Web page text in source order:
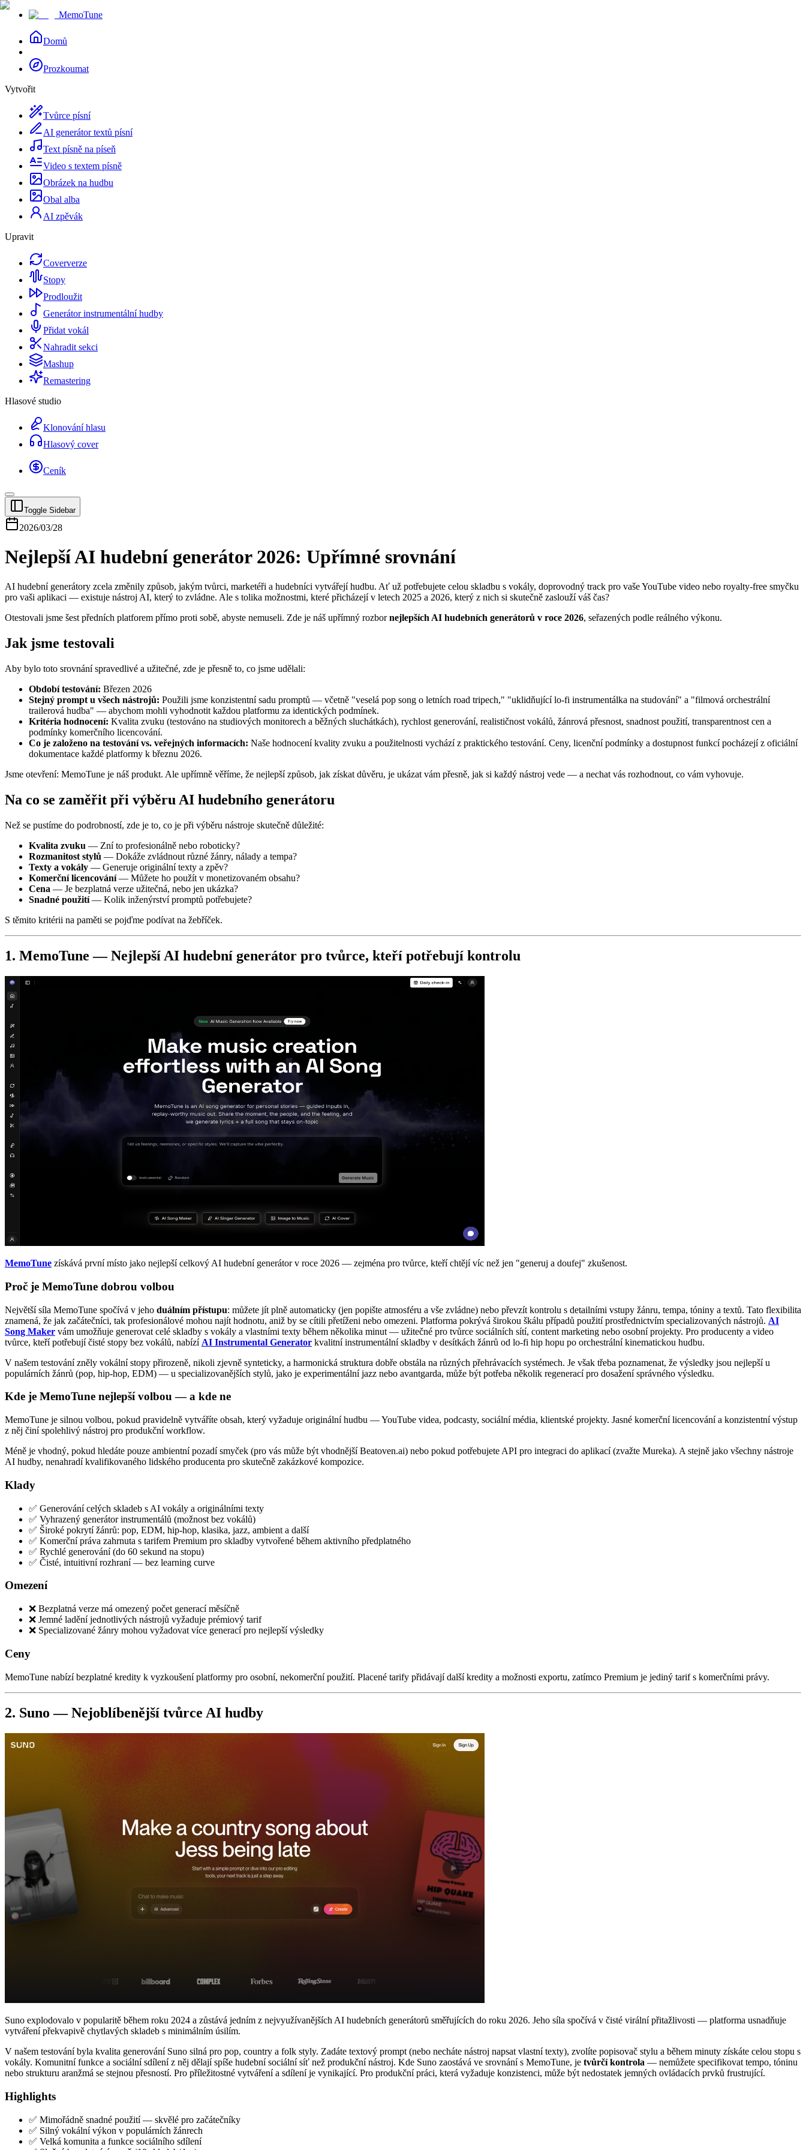
MemoTune
Domů
Prozkoumat
Vytvořit
Tvůrce písní
AI generátor textů písní
Text písně na píseň
Video s textem písně
Obrázek na hudbu
Obal alba
AI zpěvák
Upravit
Coververze
Stopy
Prodloužit
Generátor instrumentální hudby
Přidat vokál
Nahradit sekci
Mashup
Remastering
Hlasové studio
Klonování hlasu
Hlasový cover
Ceník
Toggle Sidebar
2026/03/28
Nejlepší AI hudební generátor 2026: Upřímné srovnání
AI hudební generátory zcela změnily způsob, jakým tvůrci, marketéři a hudebníci vytvářejí hudbu. Ať už potřebujete celou skladbu s vokály, doprovodný track pro vaše YouTube video nebo royalty-free smyčku
pro vaši aplikaci — existuje nástroj AI, který to zvládne. Ale s tolika možnostmi, které přicházejí v letech 2025 a 2026, který z nich si skutečně zaslouží váš čas?
Otestovali jsme šest předních platforem přímo proti sobě, abyste nemuseli. Zde je náš upřímný rozbornejlepších AI hudebních generátorů v roce 2026, seřazených podle reálného výkonu.
Jak jsme testovali
Aby bylo toto srovnání spravedlivé a užitečné, zde je přesně to, co jsme udělali:
Období testování: Březen 2026
Stejný prompt u všech nástrojů: Použili jsme konzistentní sadu promptů — včetně "veselá pop song o letních road tripech," "uklidňující lo-fi instrumentálka na studování" a "filmová orchestrální
trailerová hudba" — abychom mohli vyhodnotit každou platformu za identických podmínek.
Kritéria hodnocení: Kvalita zvuku (testováno na studiových monitorech a běžných sluchátkách), rychlost generování, realističnost vokálů, žánrová přesnost, snadnost použití, transparentnost cen a
podmínky komerčního licencování.
Co je založeno na testování vs. veřejných informacích: Naše hodnocení kvality zvuku a použitelnosti vychází z praktického testování. Ceny, licenční podmínky a dostupnost funkcí pocházejí z oficiální
dokumentace každé platformy k březnu 2026.
Jsme otevření: MemoTune je náš produkt. Ale upřímně věříme, že nejlepší způsob, jak získat důvěru, je ukázat vám přesně, jak si každý nástroj vede — a nechat vás rozhodnout, co vám vyhovuje.
Na co se zaměřit při výběru AI hudebního generátoru
Než se pustíme do podrobností, zde je to, co je při výběru nástroje skutečně důležité:
Kvalita zvuku — Zní to profesionálně nebo roboticky?
Rozmanitost stylů — Dokáže zvládnout různé žánry, nálady a tempa?
Texty a vokály — Generuje originální texty a zpěv?
Komerční licencování— Můžete ho použít v monetizovaném obsahu?
Cena — Je bezplatná verze užitečná, nebo jen ukázka?
Snadné použití— Kolik inženýrství promptů potřebujete?
S těmito kritérii na paměti se pojďme podívat na žebříček.
1. MemoTune — Nejlepší AI hudební generátor pro tvůrce, kteří potřebují kontrolu
MemoTune získává první místo jako nejlepší celkový AI hudební generátor v roce 2026 — zejména pro tvůrce, kteří chtějí víc než jen "generuj a doufej" zkušenost.
Proč je MemoTune dobrou volbou
Největší síla MemoTune spočívá v jeho duálním přístupu: můžete jít plně automaticky (jen popište atmosféru a vše zvládne) nebo převzít kontrolu s detailními vstupy žánru, tempa, tóniny a textů. Tato flexibilita
znamená, že jak začátečníci, tak profesionálové mohou najít hodnotu, aniž by se cítili přetíženi nebo omezeni. Platforma pokrývá širokou škálu případů použití prostřednictvím specializovaných nástrojů. AI
Song Maker vám umožňuje generovat celé skladby s vokály a vlastními texty během několika minut — užitečné pro tvůrce sociálních sítí, content marketing nebo osobní projekty. Pro producenty a video
tvůrce, kteří potřebují čisté stopy bez vokálů, nabízí AI Instrumental Generator kvalitní instrumentální skladby v desítkách žánrů od lo-fi hip hopu po orchestrální kinematickou hudbu.
V našem testování zněly vokální stopy přirozeně, nikoli zjevně synteticky, a harmonická struktura dobře obstála na různých přehrávacích systémech. Je však třeba poznamenat, že výsledky jsou nejlepší u
populárních žánrů (pop, hip-hop, EDM) — u specializovanějších stylů, jako je experimentální jazz nebo avantgarda, může být potřeba několik regenerací pro dosažení správného výsledku.
Kde je MemoTune nejlepší volbou — a kde ne
MemoTune je silnou volbou, pokud pravidelně vytváříte obsah, který vyžaduje originální hudbu — YouTube videa, podcasty, sociální média, klientské projekty. Jasné komerční licencování a konzistentní výstup
z něj činí spolehlivý nástroj pro produkční workflow.
Méně je vhodný, pokud hledáte pouze ambientní pozadí smyček (pro vás může být vhodnější Beatoven.ai) nebo pokud potřebujete API pro integraci do aplikací (zvažte Mureka). A stejně jako všechny nástroje
AI hudby, nenahradí kvalifikovaného lidského producenta pro skutečně zakázkové kompozice.
Klady
✅ Generování celých skladeb s AI vokály a originálními texty
✅ Vyhrazený generátor instrumentálů (možnost bez vokálů)
✅ Široké pokrytí žánrů: pop, EDM, hip-hop, klasika, jazz, ambient a další
✅ Komerční práva zahrnuta s tarifem Premium pro skladby vytvořené během aktivního předplatného
✅ Rychlé generování (do 60 sekund na stopu)
✅ Čisté, intuitivní rozhraní — bez learning curve
Omezení
❌ Bezplatná verze má omezený počet generací měsíčně
❌ Jemné ladění jednotlivých nástrojů vyžaduje prémiový tarif
❌ Specializované žánry mohou vyžadovat více generací pro nejlepší výsledky
Ceny
MemoTune nabízí bezplatné kredity k vyzkoušení platformy pro osobní, nekomerční použití. Placené tarify přidávají další kredity a možnosti exportu, zatímco Premium je jediný tarif s komerčními právy.
2. Suno — Nejoblíbenější tvůrce AI hudby
Suno explodovalo v popularitě během roku 2024 a zůstává jedním z nejvyužívanějších AI hudebních generátorů směřujících do roku 2026. Jeho síla spočívá v čisté virální přitažlivosti — platforma usnadňuje
vytváření překvapivě chytlavých skladeb s minimálním úsilím.
V našem testování byla kvalita generování Suno silná pro pop, country a folk styly. Zadáte textový prompt (nebo necháte nástroj napsat vlastní texty), zvolíte popisovač stylu a během minuty získáte celou stopu s
vokály. Komunitní funkce a sociální sdílení z něj dělají spíše hudební sociální síť než produkční nástroj. Kde Suno zaostává ve srovnání s MemoTune, je tvůrčí kontrola — nemůžete specifikovat tempo, tóninu
nebo strukturu aranžmá se stejnou přesností. Pro příležitostné vytváření a sdílení je vynikající. Pro produkční práci, která vyžaduje konzistenci, může být nedostatek jemných ovládacích prvků frustrující.
Highlights
✅ Mimořádně snadné použití — skvělé pro začátečníky
✅ Silný vokální výkon v populárních žánrech
✅ Velká komunita a funkce sociálního sdílení